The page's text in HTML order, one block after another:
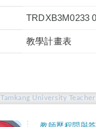
TRDXB3M0233
教學計畫表
Tamkang University